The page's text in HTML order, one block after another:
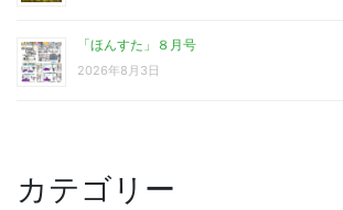
「ほんすた」８月号
2026年8月3日
カテゴリー